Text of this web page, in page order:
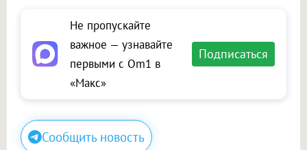
Не пропускайте
важное — узнавайте
первыми с Om1 в
«Макс»
Подписаться
Сообщить новость